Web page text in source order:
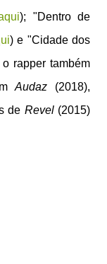
); "Dentro de
) e "Cidade dos
rapper também
Audaz (2018),
de Revel(2015)